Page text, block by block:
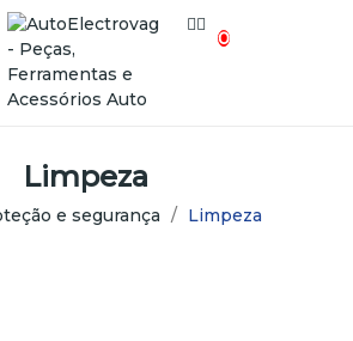
0
Limpeza
e segurança Limpeza